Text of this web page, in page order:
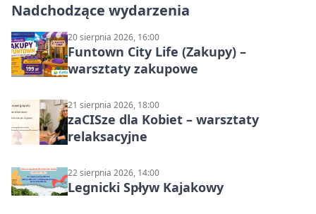
Nadchodzące wydarzenia
20 sierpnia 2026, 16:00
Funtown City Life (Zakupy) –
warsztaty zakupowe
21 sierpnia 2026, 18:00
zaCISze dla Kobiet – warsztaty
relaksacyjne
22 sierpnia 2026, 14:00
Legnicki Spływ Kajakowy